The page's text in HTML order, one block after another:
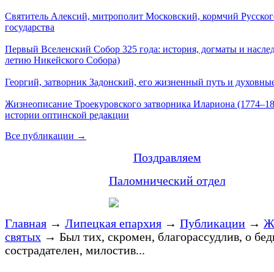
Святитель Алексий, митрополит Московский, кормчий
государства
Первый Вселенский Собор 325 года: история, догматы и
летию Никейского Собора)
Георгий, затворник Задонский, его жизненный путь и
Жизнеописание Троекуровского затворника Илариона
истории оптинской редакции
Все публикации →
Поздравляем
Паломнический отдел
Главная → Липецкая епархия → Публикации →
святых → Был тих, скромен, благорассудлив, о
сострадателен, милостив...